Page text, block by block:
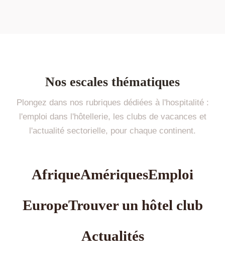
Nos escales thématiques
Plongez dans nos rubriques dédiées à l'hospitalité :
l'emploi dans l'hôtellerie, les clubs de vacances et
l'actualité sectorielle, pour chaque continent.
AfriqueAmériquesEmploi
EuropeTrouver un hôtel club
Actualités